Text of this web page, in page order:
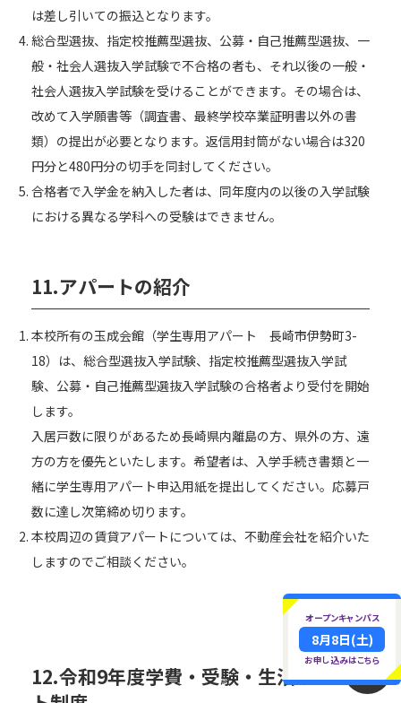
は差し引いての振込となります。
総合型選抜、指定校推薦型選抜、公募・自己推薦型選抜、一
般・社会人選抜入学試験で不合格の者も、それ以後の一般・
社会人選抜入学試験を受けることができます。その場合は、
改めて入学願書等（調査書、最終学校卒業証明書以外の書
類）の提出が必要となります。返信用封筒がない場合は320
円分と480円分の切手を同封してください。
合格者で入学金を納入した者は、同年度内の以後の入学試験
における異なる学科への受験はできません。
11.アパートの紹介
本校所有の玉成会館（学生専用アパート 長崎市伊勢町3-
18）は、総合型選抜入学試験、指定校推薦型選抜入学試
験、公募・自己推薦型選抜入学試験の合格者より受付を開始
します。
入居戸数に限りがあるため長崎県内離島の方、県外の方、遠
方の方を優先といたします。希望者は、入学手続き書類と一
緒に学生専用アパート申込用紙を提出してください。応募戸
数に達し次第締め切ります。
本校周辺の賃貸アパートについては、不動産会社を紹介いた
しますのでご相談ください。
12.令和9年度学費・受験・生活サポー
オープンキャンパス
8月8日(土)
お申し込みはこちら